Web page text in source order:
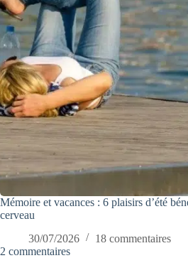
Mémoire et vacances : 6 plaisirs d’été
cerveau
30/07/2026
18 commentaires
2 commentaires